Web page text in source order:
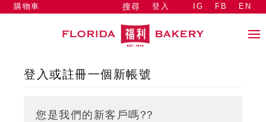
搜尋 登入
購物車 IG FB EN
登入或註冊一個新帳號
您是我們的新客戶嗎??